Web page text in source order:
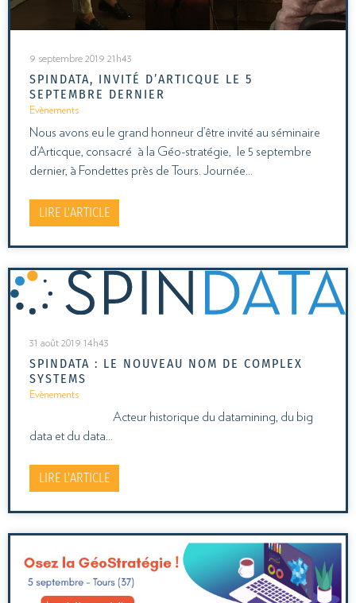
9 septembre 2019 21h43
SPINDATA, INVITÉ D’ARTICQUE LE 5
SEPTEMBRE DERNIER
Evènements
Nous avons eu le grand honneur d’être invité au séminaire
d’Articque, consacré à la Géo-stratégie, le 5 septembre
dernier, à Fondettes près de Tours. Journée…
LIRE L'ARTICLE
31 août 2019 14h43
SPINDATA : LE NOUVEAU NOM DE COMPLEX
SYSTEMS
Evènements
Acteur historique du datamining, du big
data et du data…
LIRE L'ARTICLE